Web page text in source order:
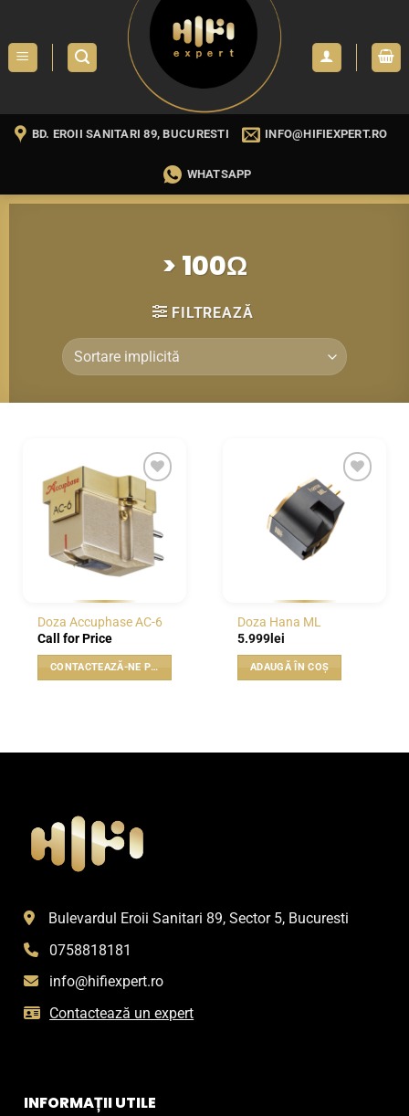
content
BD. EROII SANITARI 89, BUCURESTI INFO@HIFIEXPERT.RO
WHATSAPP
> 100Ω
FILTREAZĂ
WISHLIST
Doza Accuphase AC-6
Call for Price
CONTACTEAZĂ-NE PENTRU PREȚ
WISHLIST
Doza Hana ML
5.999 lei
ADAUGĂ ÎN COȘ
Bulevardul Eroii Sanitari 89, Sector 5, Bucuresti
0758818181
info@hifiexpert.ro
Contactează un expert
INFORMAȚII UTILE